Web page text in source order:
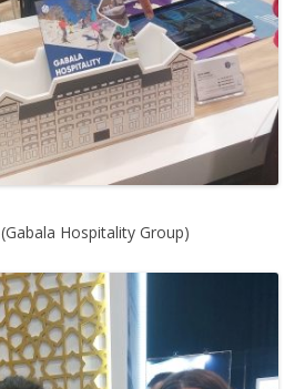
(Gabala Hospitality Group)